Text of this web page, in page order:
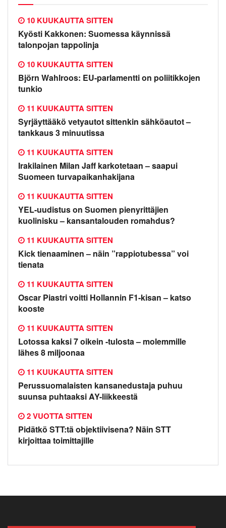
Kyösti Kakkonen: Suomessa käynnissä
talonpojan tappolinja
10 KUUKAUTTA SITTEN
Björn Wahlroos: EU-parlamentti on poliitikkojen
tunkio
10 KUUKAUTTA SITTEN
Syrjäyttääkö vetyautot sittenkin sähköautot –
tankkaus 3 minuutissa
11 KUUKAUTTA SITTEN
Irakilainen Milan Jaff karkotetaan – saapui
Suomeen turvapaikanhakijana
11 KUUKAUTTA SITTEN
YEL-uudistus on Suomen pienyrittäjien
kuolinisku – kansantalouden romahdus?
11 KUUKAUTTA SITTEN
Kick tienaaminen – näin ”rappiotubessa” voi
tienata
11 KUUKAUTTA SITTEN
Oscar Piastri voitti Hollannin F1-kisan – katso
kooste
11 KUUKAUTTA SITTEN
Lotossa kaksi 7 oikein -tulosta – molemmille
lähes 8 miljoonaa
11 KUUKAUTTA SITTEN
Perussuomalaisten kansanedustaja puhuu
suunsa puhtaaksi AY-liikkeestä
11 KUUKAUTTA SITTEN
Pidätkö STT:tä objektiivisena? Näin STT
kirjoittaa toimittajille
2 VUOTTA SITTEN